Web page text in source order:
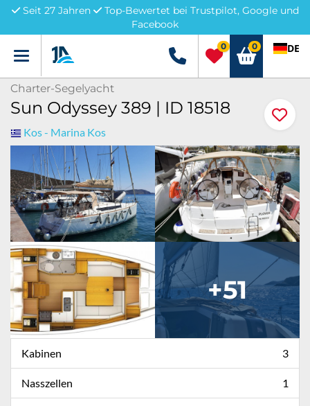
Seit 27 Jahren
Top-Bewertet bei Trustpilot, Google und
Facebook
Menü +49 5741 3222690
0 0 DE
Charter-Segelyacht
Sun Odyssey 389 | ID 18518
Kos - Marina Kos
+51
Kabinen 3
Nasszellen 1